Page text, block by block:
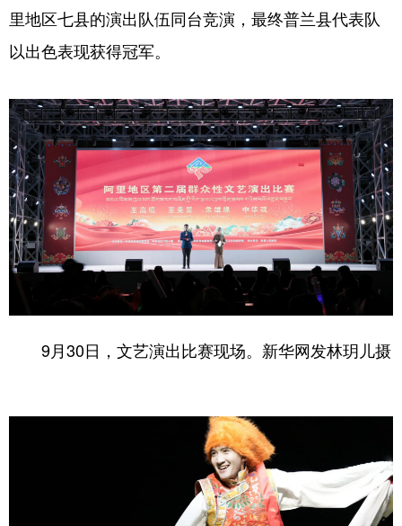
里地区七县的演出队伍同台竞演，最终普兰县代表队
以出色表现获得冠军。
9月30日，文艺演出比赛现场。 新华网发林玥儿摄